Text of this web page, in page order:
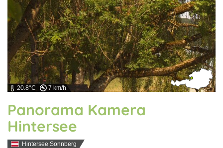
20.8°C 7 km/h
Panorama Kamera
Hintersee
Hintersee Sonnberg